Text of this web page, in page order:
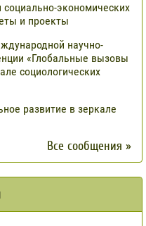
социально-экономических
и проекты
научно-
«Глобальные вызовы
социологических
развитие в зеркале
Все сообщения »